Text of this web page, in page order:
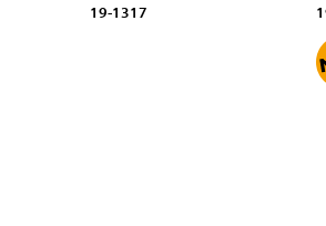
19-1317